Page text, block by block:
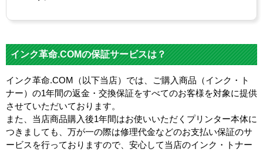
インク革命.COMの保証サービスは？
インク革命.COM（以下当店）では、ご購入商品（インク・ト
ナー）の1年間の返金・交換保証をすべてのお客様を対象に提供
させていただいております。
また、当店商品購入後1年間はお使いいただくプリンター本体に
つきましても、万が一の際は修理代金などのお支払い保証のサ
ービスを行っておりますので、安心して当店のインク・トナー